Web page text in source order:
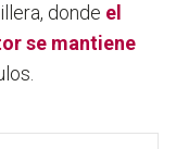
donde el
se mantiene